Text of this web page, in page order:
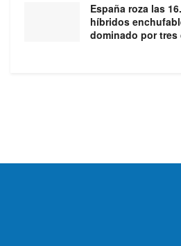
España roza las
híbridos
dominado por